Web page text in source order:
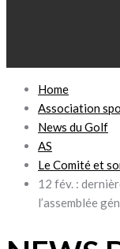
Home
Association
News du Golf
AS
Le Comité et
12 fév. :
l’assemblée